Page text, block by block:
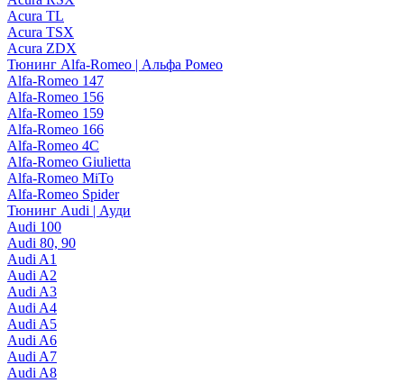
Acura TL
Acura TSX
Acura ZDX
Тюнинг Alfa-Romeo | Альфа Ромео
Alfa-Romeo 147
Alfa-Romeo 156
Alfa-Romeo 159
Alfa-Romeo 166
Alfa-Romeo 4C
Alfa-Romeo Giulietta
Alfa-Romeo MiTo
Alfa-Romeo Spider
Тюнинг Audi | Ауди
Audi 100
Audi 80, 90
Audi A1
Audi A2
Audi A3
Audi A4
Audi A5
Audi A6
Audi A7
Audi A8